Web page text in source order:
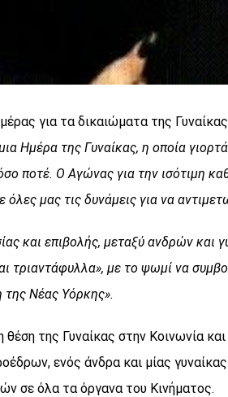
για τα δικαιώματα της
Ημέρα της Γυναίκας, η οποία
ποτέ. Ο Αγώνας για την ισότιμη
μας τις δυνάμεις για να
και επιβολής, μεταξύ ανδρών και
τριαντάφυλλα», με το ψωμί να
Νέας Υόρκης».
της Γυναίκας στην Κοινωνία
ενός άνδρα και μίας γυναίκας
σε όλα τα όργανα του Κινήματος.